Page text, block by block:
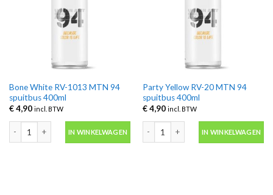
Bone White RV-1013 MTN 94
spuitbus 400ml
€4,90 incl. BTW
IN WINKELWAGEN
Party Yellow RV-20 MTN 94
spuitbus 400ml
€4,90 incl. BTW
IN WINKELWAGEN